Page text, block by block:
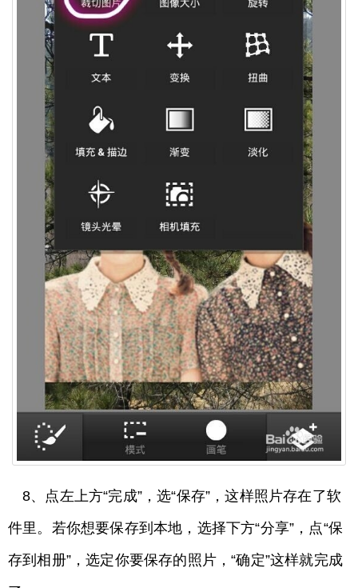
8、点左上方“完成”，选“保存”，这样照片存在了软
件里。若你想要保存到本地，选择下方“分享”，点“保
存到相册”，选定你要保存的照片，“确定”这样就完成